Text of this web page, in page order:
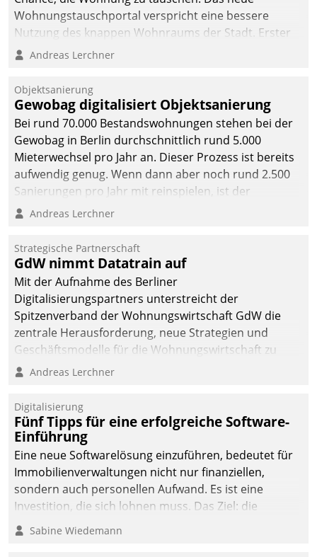
Wohnungstauschportal verspricht eine bessere
Nutzung des knappen Wohnraums der Stadt. Erster
Anwendungsfall für Datatrains Lösung API-Hub mit
Unternehmen.
Andreas Lerchner
Objektsanierung
Gewobag digitalisiert Objektsanierung
Bei rund 70.000 Bestandswohnungen stehen bei der
Gewobag in Berlin durchschnittlich rund 5.000
Mieterwechsel pro Jahr an. Dieser Prozess ist bereits
aufwendig genug. Wenn dann aber noch rund 2.500
Sanierungen pro Jahr mit reinspielen, ist der
Betreuungs- und Organisationsaufwand immens. Im
kommunale Wohnungsbauunternehmen daher
gemeinsam mit der Berliner Datatrain GmbH den
Teilprozess der Objektsanierung digitalisiert.
Andreas Lerchner
Strategische Partnerschaft
GdW nimmt Datatrain auf
Mit der Aufnahme des Berliner
Digitalisierungspartners unterstreicht der
Spitzenverband der Wohnungswirtschaft GdW die
zentrale Herausforderung, neue Strategien und
Geschäftsmodelle für die Wohnungswirtschaft zu
entwickeln.
Andreas Lerchner
Digitalisierung
Fünf Tipps für eine erfolgreiche Software-
Einführung
Eine neue Softwarelösung einzuführen, bedeutet für
Immobilienverwaltungen nicht nur finanziellen,
sondern auch personellen Aufwand. Es ist eine
Investition, die sich lohnen muss. Das Ziel: die
nachhaltige Optimierung der Geschäftsabläufe. Damit
dieses Ziel erreicht wird, sollten einige Grundregeln
Sabine Wiedemann